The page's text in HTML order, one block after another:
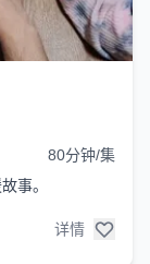
80分钟/集
事。
详情